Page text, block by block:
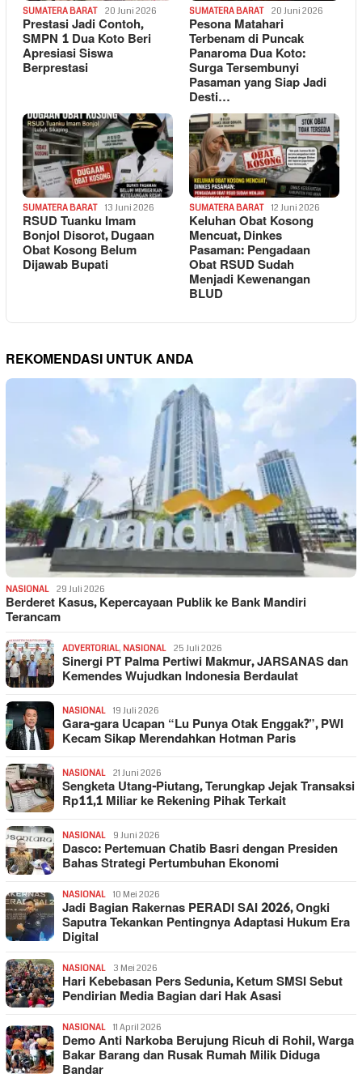
SUMATERA BARAT 20 Juni 2026
Prestasi Jadi Contoh,
SMPN 1 Dua Koto Beri
Apresiasi Siswa
Berprestasi
SUMATERA BARAT 20 Juni 2026
Pesona Matahari
Terbenam di Puncak
Panaroma Dua Koto:
Surga Tersembunyi
Pasaman yang Siap Jadi
Desti…
SUMATERA BARAT 13 Juni 2026
RSUD Tuanku Imam
Bonjol Disorot, Dugaan
Obat Kosong Belum
Dijawab Bupati
SUMATERA BARAT 12 Juni 2026
Keluhan Obat Kosong
Mencuat, Dinkes
Pasaman: Pengadaan
Obat RSUD Sudah
Menjadi Kewenangan
BLUD
REKOMENDASI UNTUK ANDA
NASIONAL 29 Juli 2026
Berderet Kasus, Kepercayaan Publik ke Bank Mandiri
Terancam
ADVERTORIAL, NASIONAL 25 Juli 2026
Sinergi PT Palma Pertiwi Makmur, JARSANAS dan
Kemendes Wujudkan Indonesia Berdaulat
NASIONAL 19 Juli 2026
Gara-gara Ucapan “Lu Punya Otak Enggak?”, PWI
Kecam Sikap Merendahkan Hotman Paris
NASIONAL 21 Juni 2026
Sengketa Utang-Piutang, Terungkap Jejak Transaksi
Rp11,1 Miliar ke Rekening Pihak Terkait
NASIONAL 9 Juni 2026
Dasco: Pertemuan Chatib Basri dengan Presiden
Bahas Strategi Pertumbuhan Ekonomi
NASIONAL 10 Mei 2026
Jadi Bagian Rakernas PERADI SAI 2026, Ongki
Saputra Tekankan Pentingnya Adaptasi Hukum Era
Digital
NASIONAL 3 Mei 2026
Hari Kebebasan Pers Sedunia, Ketum SMSI Sebut
Pendirian Media Bagian dari Hak Asasi
NASIONAL 11 April 2026
Demo Anti Narkoba Berujung Ricuh di Rohil, Warga
Bakar Barang dan Rusak Rumah Milik Diduga
Bandar